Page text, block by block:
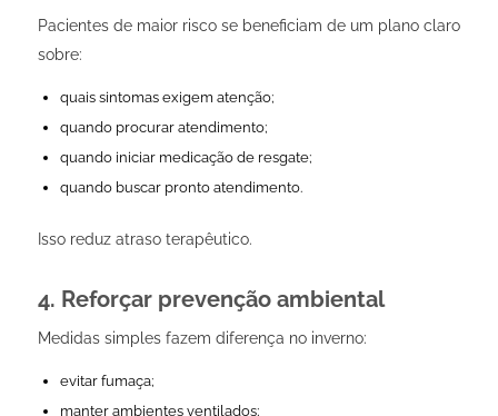
Pacientes de maior risco se beneficiam de um plano claro
sobre:
quais sintomas exigem atenção;
quando procurar atendimento;
quando iniciar medicação de resgate;
quando buscar pronto atendimento.
Isso reduz atraso terapêutico.
4. Reforçar prevenção ambiental
Medidas simples fazem diferença no inverno:
evitar fumaça;
manter ambientes ventilados;